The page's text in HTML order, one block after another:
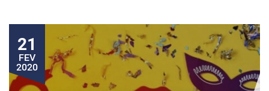
21
FEV
2020